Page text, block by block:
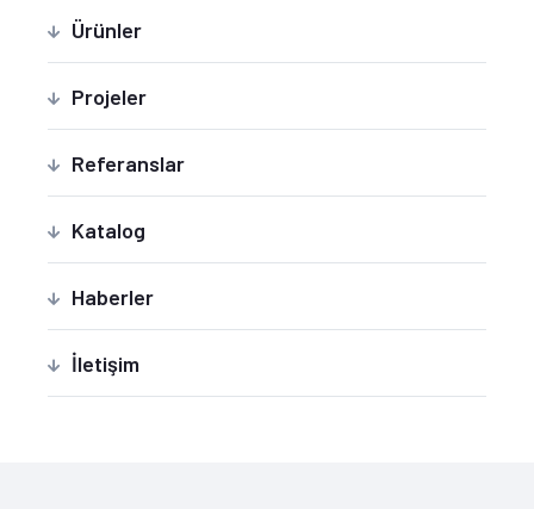
Ürünler
Projeler
Referanslar
Katalog
Haberler
İletişim